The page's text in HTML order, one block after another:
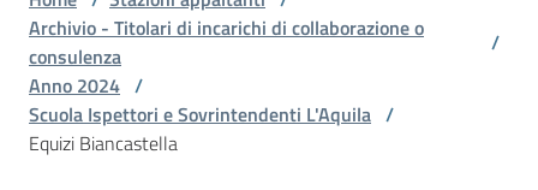
Accesso
civico
Archivio - Titolari di incarichi di collaborazione o
consulenza
/
Anno 2024 /
Scuola Ispettori e Sovrintendenti L'Aquila /
Equizi Biancastella